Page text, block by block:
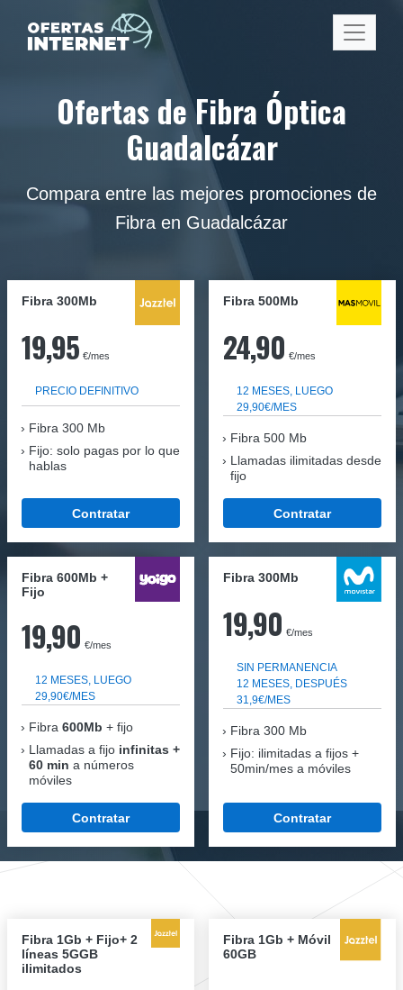
Ofertas de Fibra Óptica
Guadalcázar
Compara entre las mejores promociones de
Fibra en Guadalcázar
Fibra 300Mb
19,95 €/mes
PRECIO DEFINITIVO
Fibra 300 Mb
Fijo: solo pagas por lo que
hablas
Contratar
Fibra 500Mb
24,90 €/mes
12 MESES, LUEGO
29,90€/MES
Fibra 500 Mb
Llamadas ilimitadas desde
fijo
Contratar
Fibra 600Mb +
Fijo
19,90 €/mes
12 MESES, LUEGO
29,90€/MES
Fibra 600Mb + fijo
Llamadas a fijo infinitas +
60 min a números
móviles
Contratar
Fibra 300Mb
19,90 €/mes
SIN PERMANENCIA
12 MESES, DESPUÉS
31,9€/MES
Fibra 300 Mb
Fijo: ilimitadas a fijos +
50min/mes a móviles
Contratar
Fibra 1Gb + Fijo+ 2
líneas 5GGB
ilimitados
Fibra 1Gb + Móvil
60GB